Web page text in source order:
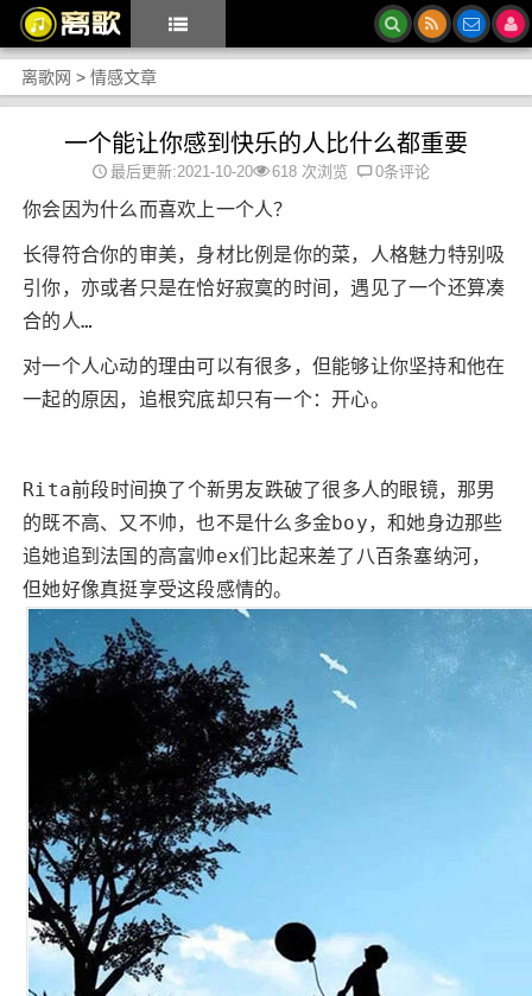
离歌网 > 情感文章
一个能让你感到快乐的人比什么都重要
最后更新:2021-10-20 618 次浏览 0条评论
你会因为什么而喜欢上一个人？
长得符合你的审美，身材比例是你的菜，人格魅力特别吸
引你，亦或者只是在恰好寂寞的时间，遇见了一个还算凑
合的人…
对一个人心动的理由可以有很多，但能够让你坚持和他在
一起的原因，追根究底却只有一个：开心。
Rita前段时间换了个新男友跌破了很多人的眼镜，那男
的既不高、又不帅，也不是什么多金boy，和她身边那些
追她追到法国的高富帅ex们比起来差了八百条塞纳河，
但她好像真挺享受这段感情的。